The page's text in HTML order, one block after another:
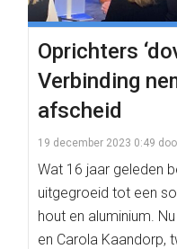
Oprichters
Verbinding
afscheid
19 december 2023 0:49
Wat 16 jaar geleden
uitgegroeid tot een
hout en aluminium.
en Carola Kaandorp,